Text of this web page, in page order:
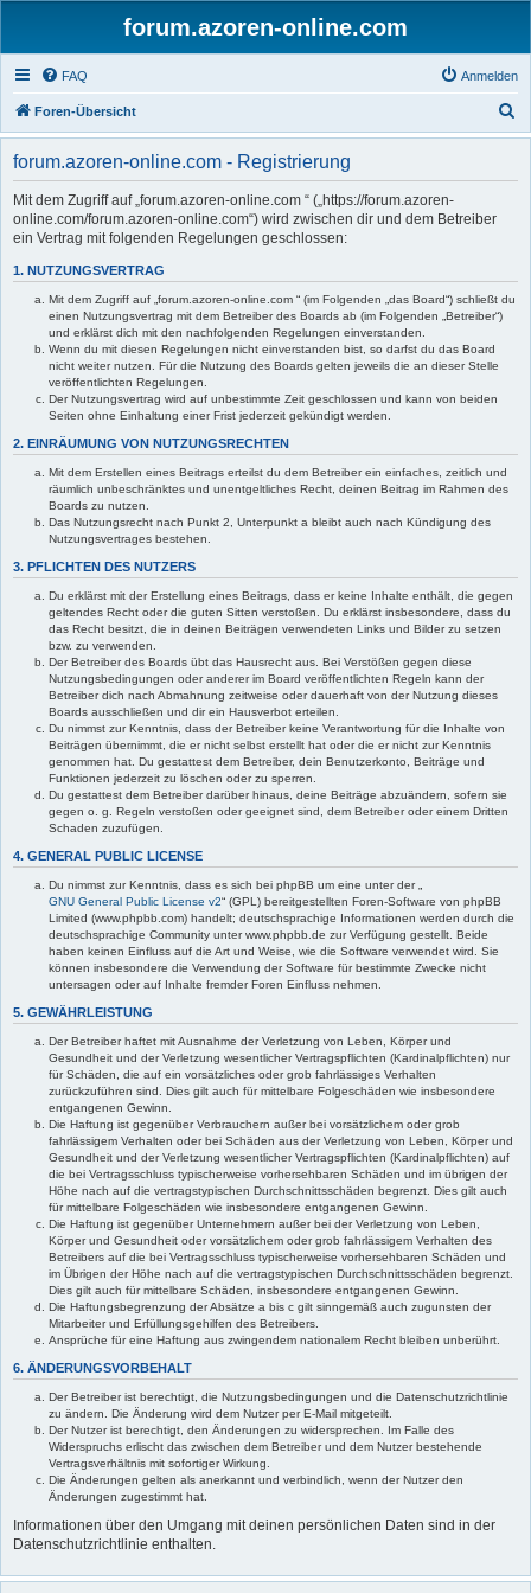
forum.azoren-online.com
FAQ Anmelden
Foren-Übersicht
u
forum.azoren-online.com - Registrierung
Mit dem Zugriff auf „forum.azoren-online.com “ („https://forum.azoren-
online.com/forum.azoren-online.com“) wird zwischen dir und dem Betreiber
ein Vertrag mit folgenden Regelungen geschlossen:
1. NUTZUNGSVERTRAG
Mit dem Zugriff auf „forum.azoren-online.com “ (im Folgenden „das Board“) schließt du
einen Nutzungsvertrag mit dem Betreiber des Boards ab (im Folgenden „Betreiber“)
und erklärst dich mit den nachfolgenden Regelungen einverstanden.
Wenn du mit diesen Regelungen nicht einverstanden bist, so darfst du das Board
nicht weiter nutzen. Für die Nutzung des Boards gelten jeweils die an dieser Stelle
veröffentlichten Regelungen.
Der Nutzungsvertrag wird auf unbestimmte Zeit geschlossen und kann von beiden
Seiten ohne Einhaltung einer Frist jederzeit gekündigt werden.
2. EINRÄUMUNG VON NUTZUNGSRECHTEN
Mit dem Erstellen eines Beitrags erteilst du dem Betreiber ein einfaches, zeitlich und
räumlich unbeschränktes und unentgeltliches Recht, deinen Beitrag im Rahmen des
Boards zu nutzen.
Das Nutzungsrecht nach Punkt 2, Unterpunkt a bleibt auch nach Kündigung des
Nutzungsvertrages bestehen.
3. PFLICHTEN DES NUTZERS
Du erklärst mit der Erstellung eines Beitrags, dass er keine Inhalte enthält, die gegen
geltendes Recht oder die guten Sitten verstoßen. Du erklärst insbesondere, dass du
das Recht besitzt, die in deinen Beiträgen verwendeten Links und Bilder zu setzen
bzw. zu verwenden.
Der Betreiber des Boards übt das Hausrecht aus. Bei Verstößen gegen diese
Nutzungsbedingungen oder anderer im Board veröffentlichten Regeln kann der
Betreiber dich nach Abmahnung zeitweise oder dauerhaft von der Nutzung dieses
Boards ausschließen und dir ein Hausverbot erteilen.
Du nimmst zur Kenntnis, dass der Betreiber keine Verantwortung für die Inhalte von
Beiträgen übernimmt, die er nicht selbst erstellt hat oder die er nicht zur Kenntnis
genommen hat. Du gestattest dem Betreiber, dein Benutzerkonto, Beiträge und
Funktionen jederzeit zu löschen oder zu sperren.
Du gestattest dem Betreiber darüber hinaus, deine Beiträge abzuändern, sofern sie
gegen o. g. Regeln verstoßen oder geeignet sind, dem Betreiber oder einem Dritten
Schaden zuzufügen.
4. GENERAL PUBLIC LICENSE
Du nimmst zur Kenntnis, dass es sich bei phpBB um eine unter der „
GNU General Public License v2“ (GPL) bereitgestellten Foren-Software von phpBB
Limited (www.phpbb.com) handelt; deutschsprachige Informationen werden durch die
deutschsprachige Community unter www.phpbb.de zur Verfügung gestellt. Beide
haben keinen Einfluss auf die Art und Weise, wie die Software verwendet wird. Sie
können insbesondere die Verwendung der Software für bestimmte Zwecke nicht
untersagen oder auf Inhalte fremder Foren Einfluss nehmen.
5. GEWÄHRLEISTUNG
Der Betreiber haftet mit Ausnahme der Verletzung von Leben, Körper und
Gesundheit und der Verletzung wesentlicher Vertragspflichten (Kardinalpflichten) nur
für Schäden, die auf ein vorsätzliches oder grob fahrlässiges Verhalten
zurückzuführen sind. Dies gilt auch für mittelbare Folgeschäden wie insbesondere
entgangenen Gewinn.
Die Haftung ist gegenüber Verbrauchern außer bei vorsätzlichem oder grob
fahrlässigem Verhalten oder bei Schäden aus der Verletzung von Leben, Körper und
Gesundheit und der Verletzung wesentlicher Vertragspflichten (Kardinalpflichten) auf
die bei Vertragsschluss typischerweise vorhersehbaren Schäden und im übrigen der
Höhe nach auf die vertragstypischen Durchschnittsschäden begrenzt. Dies gilt auch
für mittelbare Folgeschäden wie insbesondere entgangenen Gewinn.
Die Haftung ist gegenüber Unternehmern außer bei der Verletzung von Leben,
Körper und Gesundheit oder vorsätzlichem oder grob fahrlässigem Verhalten des
Betreibers auf die bei Vertragsschluss typischerweise vorhersehbaren Schäden und
im Übrigen der Höhe nach auf die vertragstypischen Durchschnittsschäden begrenzt.
Dies gilt auch für mittelbare Schäden, insbesondere entgangenen Gewinn.
Die Haftungsbegrenzung der Absätze a bis c gilt sinngemäß auch zugunsten der
Mitarbeiter und Erfüllungsgehilfen des Betreibers.
Ansprüche für eine Haftung aus zwingendem nationalem Recht bleiben unberührt.
6. ÄNDERUNGSVORBEHALT
Der Betreiber ist berechtigt, die Nutzungsbedingungen und die Datenschutzrichtlinie
zu ändern. Die Änderung wird dem Nutzer per E-Mail mitgeteilt.
Der Nutzer ist berechtigt, den Änderungen zu widersprechen. Im Falle des
Widerspruchs erlischt das zwischen dem Betreiber und dem Nutzer bestehende
Vertragsverhältnis mit sofortiger Wirkung.
Die Änderungen gelten als anerkannt und verbindlich, wenn der Nutzer den
Änderungen zugestimmt hat.
Informationen über den Umgang mit deinen persönlichen Daten sind in der
Datenschutzrichtlinie enthalten.